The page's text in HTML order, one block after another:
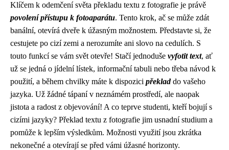
Klíčem k odemčení světa překladu textu z fotografie je právě
povolení přístupu k fotoaparátu. Tento krok, ač se může zdát
banální, otevírá dveře k úžasným možnostem. Představte si, že
cestujete po cizí zemi a nerozumíte ani slovo na cedulích. S
touto funkcí se vám svět otevře! Stačí jednoduše vyfotit text, ať
už se jedná o jídelní lístek, informační tabuli nebo třeba návod k
použití, a během chvilky máte k dispozici překladdo vašeho
jazyka. Už žádné tápaní v neznámém prostředí, ale naopak
jistota a radost z objevování! A co teprve studenti, kteří bojují s
cizími jazyky? Překlad textu z fotografie jim usnadní studium a
pomůže k lepším výsledkům. Možnosti využití jsou zkrátka
nekonečné a otevírají se před vámi úžasné horizonty.